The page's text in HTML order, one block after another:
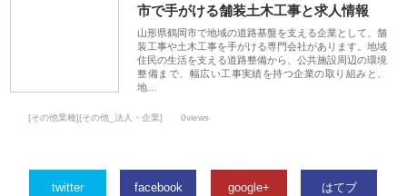
市で手がける舗装土木工事と求人情報
山形県鶴岡市で地域の道路基盤を支える企業として、舗
装工事や土木工事を手がける専門会社があります。地域
住民の生活を支える道路整備から、公共施設周辺の環境
整備まで、幅広い工事実績を持つ企業の取り組みと、
地…
[その他業種][その他_法人・企業] 0views
twitter facebook google+ はてブ